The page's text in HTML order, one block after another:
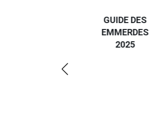
GUIDE DES
EMMERDES
2025